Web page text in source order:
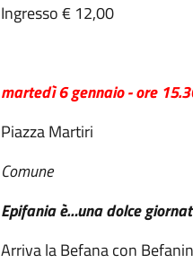
Ingresso € 12,00
martedì 6 gennaio - ore
Piazza Martiri
Comune
Epifania è…una dolce
Arriva la Befana con